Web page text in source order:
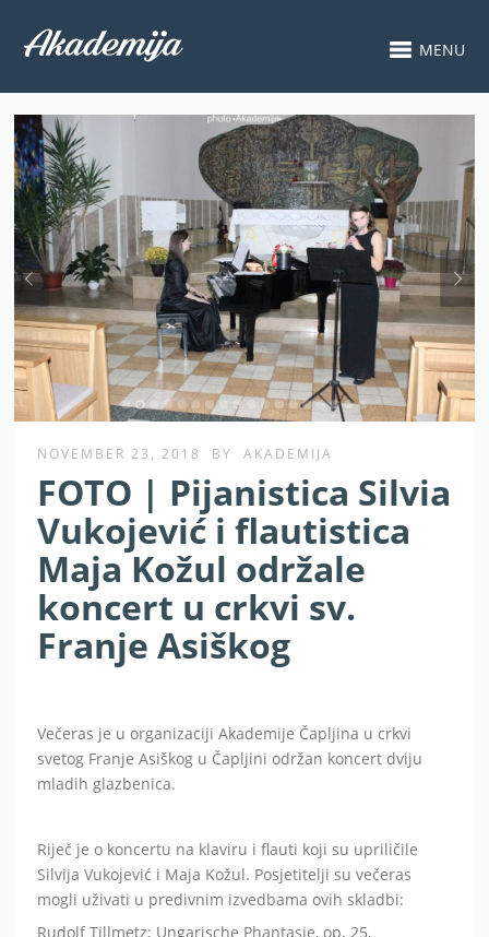
MENU
NOVEMBER 23, 2018 BY AKADEMIJA
FOTO | Pijanistica Silvia
Vukojević i flautistica
Maja Kožul održale
koncert u crkvi sv.
Franje Asiškog
Večeras je u organizaciji Akademije Čapljina u crkvi
svetog Franje Asiškog u Čapljini održan koncert dviju
mladih glazbenica.
Riječ je o koncertu na klaviru i flauti koji su upriličile
Silvija Vukojević i Maja Kožul. Posjetitelji su večeras
mogli uživati u predivnim izvedbama ovih skladbi:
Rudolf Tillmetz: Ungarische Phantasie, op. 25,